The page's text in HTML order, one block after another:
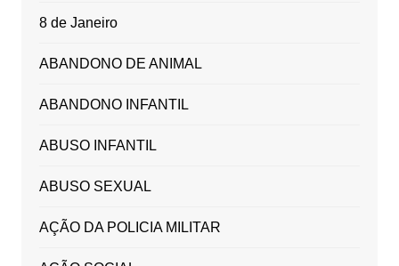
8 de Janeiro
ABANDONO DE ANIMAL
ABANDONO INFANTIL
ABUSO INFANTIL
ABUSO SEXUAL
AÇÃO DA POLICIA MILITAR